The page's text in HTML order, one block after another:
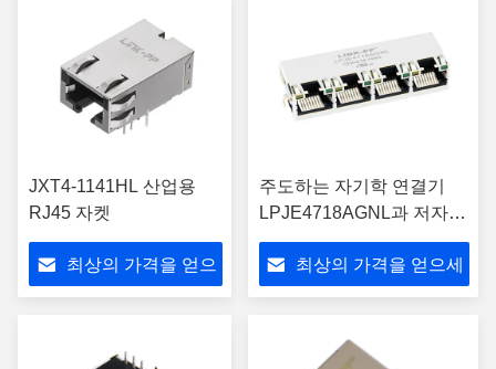
JXT4-1141HL 산업용
RJ45 자켓
최상의 가격을 얻으
주도하는 자기학 연결기
LPJE4718AGNL과 저자세
알제이 사십오 잭 1x4 공항
최상의 가격을 얻으세